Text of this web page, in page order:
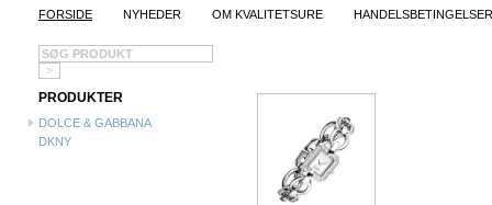
FORSIDE NYHEDER OM KVALITETSURE HANDELSBETINGELSER
PRODUKTER
DOLCE & GABBANA
DKNY